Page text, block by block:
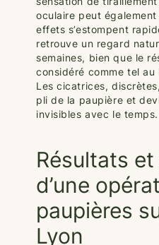
oculaire peut
effets s’estompent
retrouve un regard
semaines, bien que le
considéré comme tel
Les cicatrices,
pli de la paupière et
invisibles avec le temps.
Résultats
d’une
paupières
Lyon